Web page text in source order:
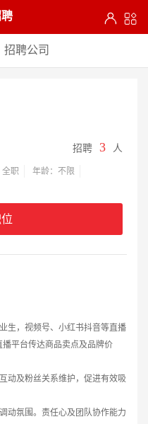
招聘公司
招聘 3 人
全职
年龄：不限
生，视频号、小红书抖音等直播
平台传达商品卖点及品牌价
动及粉丝关系维护，促进有效吸
动氛围。责任心及团队协作能力